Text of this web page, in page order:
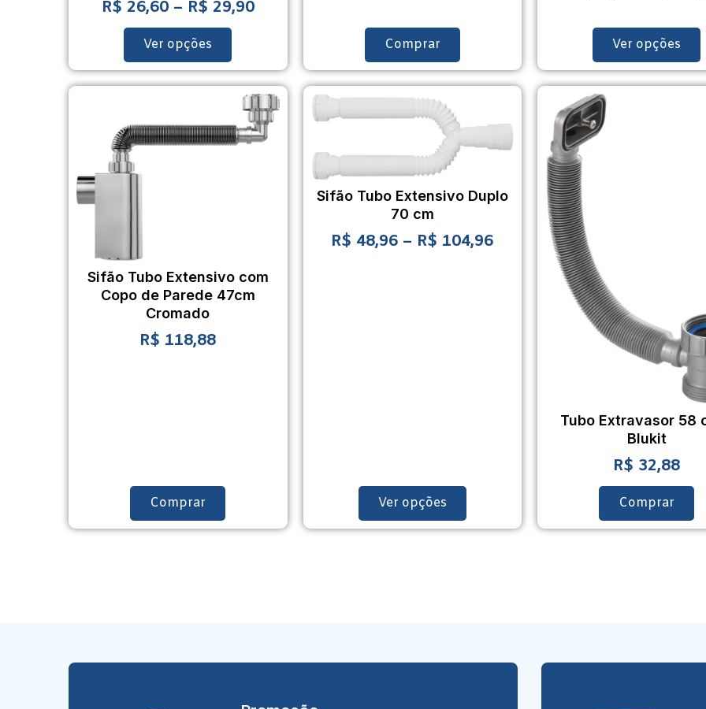
R$ 26,60– R$ 29,90
Ver opções Comprar Ver opções
Sifão Tubo Extensivo com
Copo de Parede 47cm
Cromado
R$ 118,88
Comprar
Sifão Tubo Extensivo Duplo
70 cm
R$ 48,96 – R$ 104,96
Ver opções
Tubo Extravasor 58
Blukit
R$ 32,88
Comprar